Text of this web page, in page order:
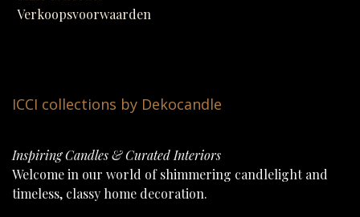
Verkoopsvoorwaarden
ICCI collections by Dekocandle
Inspiring Candles & Curated Interiors
Welcome in our world of shimmering candlelight and
timeless, classy home decoration.